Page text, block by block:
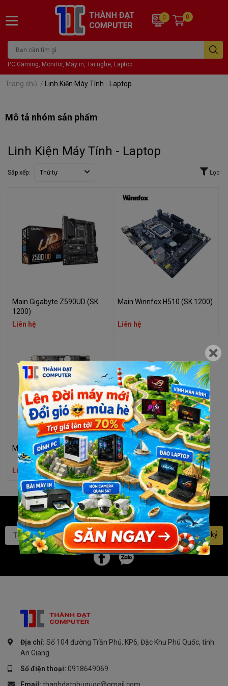
PC Gaming, Monitor, Máy in, Tai nghe, Laptop ...
0 0
Trang chủ / Linh Kiện Máy Tính - Laptop
Mô tả nhóm sản phẩm
Linh Kiện Máy Tính - Laptop
Sắp xếp: Thứ tự Lọc
Main Gigabyte Z590UD (SK
1200)
Liên hệ
Main Winnfox H510 (SK 1200)
Liên hệ
Main Winnfox H81 (SK 1150)
Liên hệ
Bạn muốn nhận khuyến mãi
đặc biệt? Đăng ký ngay.
Đăng ký
Địa chỉ: Số 104 đường Trần Phú, KP6, Đặc Khu Phú Quốc, tỉnh
An Giang.
Số điện thoại: 0918649069